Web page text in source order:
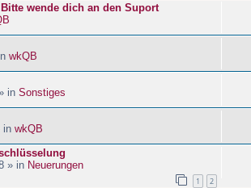
wende dich an den Suport
wkQB
in Sonstiges
in wkQB
» in Neuerungen
1 2